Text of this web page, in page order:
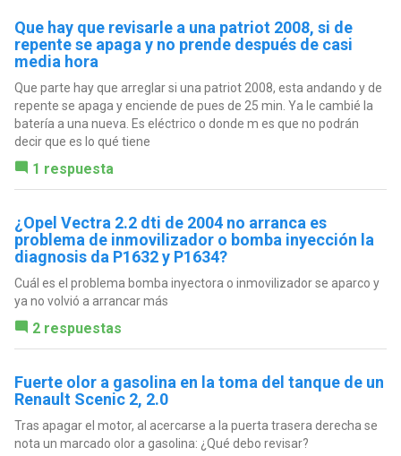
Que hay que revisarle a una patriot 2008, si de
repente se apaga y no prende después de casi
media hora
Que parte hay que arreglar si una patriot 2008, esta andando y de
repente se apaga y enciende de pues de 25 min. Ya le cambié la
batería a una nueva. Es eléctrico o donde m es que no podrán
decir que es lo qué tiene
1 respuesta
¿Opel Vectra 2.2 dti de 2004 no arranca es
problema de inmovilizador o bomba inyección la
diagnosis da P1632 y P1634?
Cuál es el problema bomba inyectora o inmovilizador se aparco y
ya no volvió a arrancar más
2 respuestas
Fuerte olor a gasolina en la toma del tanque de un
Renault Scenic 2, 2.0
Tras apagar el motor, al acercarse a la puerta trasera derecha se
nota un marcado olor a gasolina: ¿Qué debo revisar?